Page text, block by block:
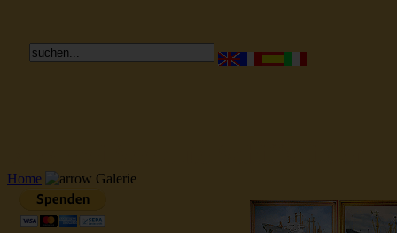
Home Galerie